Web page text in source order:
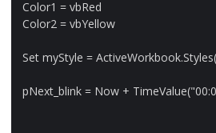
Color1 = vbRed
Color2 = vbYellow
Set myStyle = ActiveWorkbook.Styles(
pNext_blink = Now + TimeValue(